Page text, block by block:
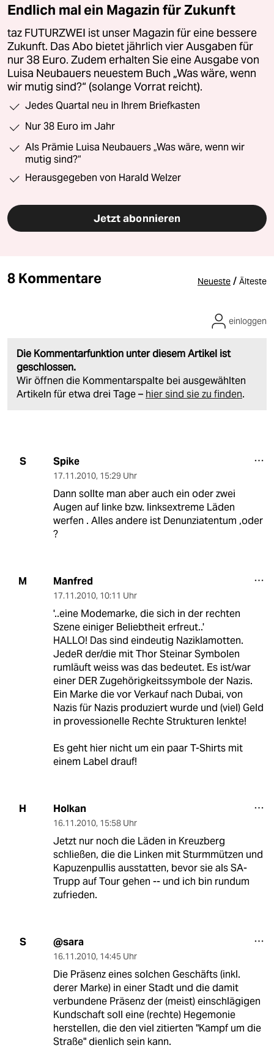
Endlich mal ein Magazin für Zukunft
taz FUTURZWEI ist unser Magazin für eine bessere
Zukunft. Das Abo bietet jährlich vier Ausgaben für
nur 38 Euro. Zudem erhalten Sie eine Ausgabe von
Luisa Neubauers neuestem Buch „Was wäre, wenn
wir mutig sind?“ (solange Vorrat reicht).
Jedes Quartal neu in Ihrem Briefkasten
Nur 38 Euro im Jahr
Als Prämie Luisa Neubauers „Was wäre, wenn wir
mutig sind?“
Herausgegeben von Harald Welzer
Jetzt abonnieren
8 Kommentare Neueste / Älteste
Die Kommentarfunktion unter diesem Artikel ist
geschlossen.
Wir öffnen die Kommentarspalte bei ausgewählten
Artikeln für etwa drei Tage – hier sind sie zu finden.
einloggen
S Spike
17.11.2010, 15:29 Uhr
Dann sollte man aber auch ein oder zwei
Augen auf linke bzw. linksextreme Läden
werfen . Alles andere ist Denunziatentum ,oder
?
M Manfred
17.11.2010, 10:11 Uhr
'..eine Modemarke, die sich in der rechten
Szene einiger Beliebtheit erfreut..'
HALLO! Das sind eindeutig Naziklamotten.
JedeR der/die mit Thor Steinar Symbolen
rumläuft weiss was das bedeutet. Es ist/war
einer DER Zugehörigkeitssymbole der Nazis.
Ein Marke die vor Verkauf nach Dubai, von
Nazis für Nazis produziert wurde und (viel) Geld
in provessionelle Rechte Strukturen lenkte!
Es geht hier nicht um ein paar T-Shirts mit
einem Label drauf!
H Holkan
16.11.2010, 15:58 Uhr
Jetzt nur noch die Läden in Kreuzberg
schließen, die die Linken mit Sturmmützen und
Kapuzenpullis ausstatten, bevor sie als SA-
Trupp auf Tour gehen -- und ich bin rundum
zufrieden.
S @sara
16.11.2010, 14:45 Uhr
Die Präsenz eines solchen Geschäfts (inkl.
derer Marke) in einer Stadt und die damit
verbundene Präsenz der (meist) einschlägigen
Kundschaft soll eine (rechte) Hegemonie
herstellen, die den viel zitierten "Kampf um die
Straße" dienlich sein kann.